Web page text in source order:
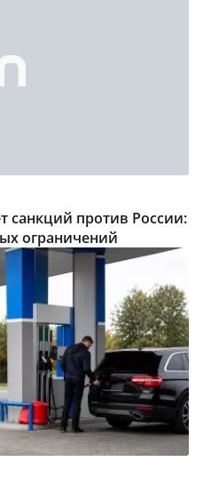
санкций против России:
ограничений